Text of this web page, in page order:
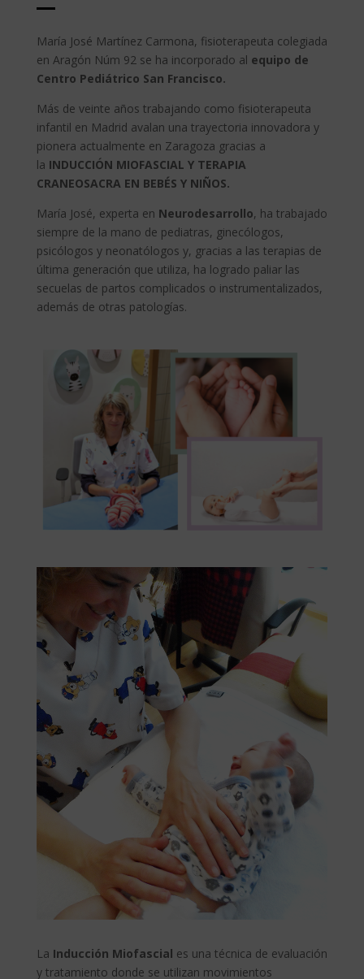
María José Martínez Carmona, fisioterapeuta colegiada
en Aragón Núm 92 se ha incorporado al equipo de
Centro Pediátrico San Francisco.
Más de veinte años trabajando como fisioterapeuta
infantil en Madrid avalan una trayectoria innovadora y
pionera actualmente en Zaragoza gracias a
la INDUCCIÓN MIOFASCIAL Y TERAPIA
CRANEOSACRA EN BEBÉS Y NIÑOS.
María José, experta en Neurodesarrollo, ha trabajado
siempre de la mano de pediatras, ginecólogos,
psicólogos y neonatólogos y, gracias a las terapias de
última generación que utiliza, ha logrado paliar las
secuelas de partos complicados o instrumentalizados,
además de otras patologías.
La Inducción Miofascial es una técnica de evaluación
y tratamiento donde se utilizan movimientos